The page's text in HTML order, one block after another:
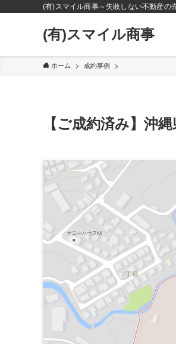
(有)スマイル商事～失敗しない不動産の
(有)スマイル商事
ホーム 成約事例
【ご成約済み】沖